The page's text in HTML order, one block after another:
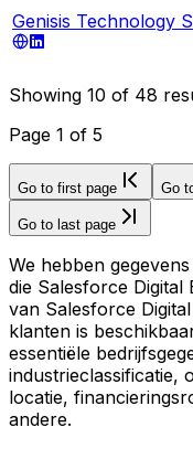
Genisis Technology
Showing 10 of 48
Page 1 of 5
Go to first page Go
Go to last page
We hebben
die Salesforce Digital
van Salesforce
klanten is
essentiële
industrieclassificatie,
locatie,
andere.